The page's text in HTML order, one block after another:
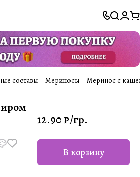
составы Мериносы Меринос с
12.90 ₽/гр.
В корзину